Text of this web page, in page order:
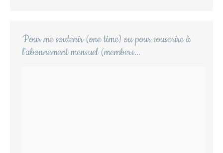
Pour me soutenir (one time) ou pour souscrire à
l'abonnement mensuel (members...